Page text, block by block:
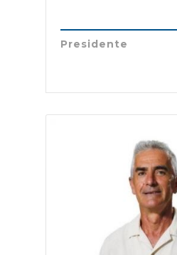
Presidente